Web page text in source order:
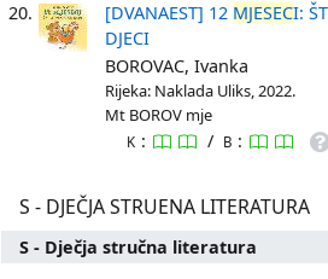
20. [DVANAEST] 12 MJESECI:
DJECI
BOROVAC, Ivanka
Rijeka: Naklada Uliks, 2022.
Mt BOROV mje
K : / B :
S - DJEČJA STRUENA LITERATURA
S - Dječja stručna literatura